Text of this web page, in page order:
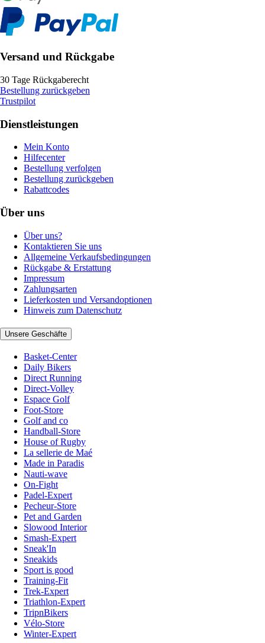
Versand und Rückgabe
30 Tage Rückgaberecht
Bestellung zurückgeben
Trustpilot
Dienstleistungen
Mein Konto
Hilfecenter
Bestellung verfolgen
Bestellung zurückgeben
Rabattcodes
Über uns
Über uns?
Kontaktieren Sie uns
Allgemeine Verkaufsbedingungen
Rückgabe & Erstattung
Impressum
Zahlungsarten
Lieferkosten und Versandoptionen
Hinweis zum Datenschutz
Unsere Geschäfte
Basket-Center
Daily Bikers
Direct Running
Direct-Volley
Espace Golf
Foot-Store
Golf and co
Handball-Store
House of Rugby
La sellerie de Maé
Made in Paradis
Nauti-wave
On-Fight
Padel-Expert
Pecheur-Store
Pet and Garden
Slowood Interior
Smash-Expert
Sneak'In
Sneakids
Sport is good
Training-Fit
Trek-Expert
Triathlon-Expert
TripnBikers
Vélo-Store
Winter-Expert